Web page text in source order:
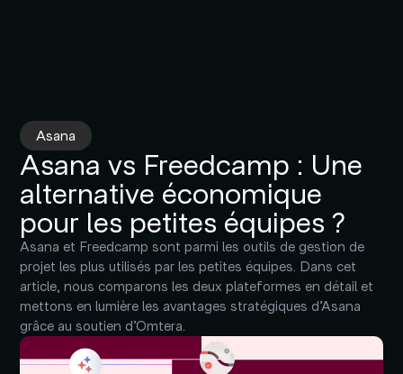
Asana
Asana vs Freedcamp : Une
alternative économique
pour les petites équipes ?
Asana et Freedcamp sont parmi les outils de gestion de
projet les plus utilisés par les petites équipes. Dans cet
article, nous comparons les deux plateformes en détail et
mettons en lumière les avantages stratégiques d’Asana
grâce au soutien d’Omtera.